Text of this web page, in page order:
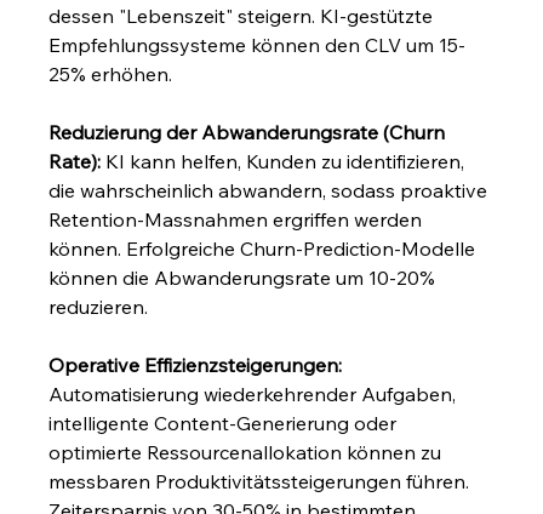
dessen "Lebenszeit" steigern. KI-gestützte
Empfehlungssysteme können den CLV um 15-
25% erhöhen.
Reduzierung der Abwanderungsrate (Churn
Rate): KI kann helfen, Kunden zu identifizieren,
die wahrscheinlich abwandern, sodass proaktive
Retention-Massnahmen ergriffen werden
können. Erfolgreiche Churn-Prediction-Modelle
können die Abwanderungsrate um 10-20%
reduzieren.
Operative Effizienzsteigerungen:
Automatisierung wiederkehrender Aufgaben,
intelligente Content-Generierung oder
optimierte Ressourcenallokation können zu
messbaren Produktivitätssteigerungen führen.